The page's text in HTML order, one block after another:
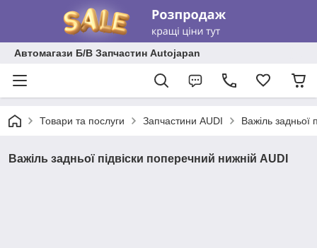
Автомагази Б/В Запчастин Autojapan
Товари та послуги Запчастини AUDI Важіль задньої
Важіль задньої підвіски поперечний нижній AUDI